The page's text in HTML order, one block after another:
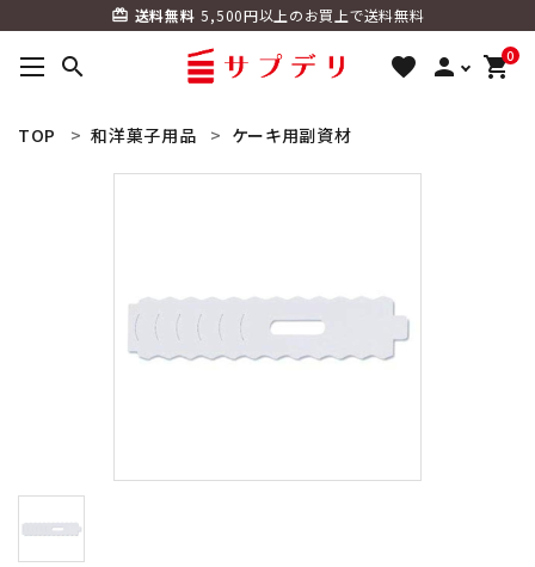
card_giftcard 送料無料 5,500円以上のお買上で送料無料
search favorite person 0
shopping_cart
ACCOUNT MENU
カテゴリーから探す
INFORMATION
TOP 和洋菓子用品 ケーキ用副資材